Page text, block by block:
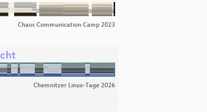
Chaos Communication Camp 2023
Chemnitzer Linux-Tage 2026